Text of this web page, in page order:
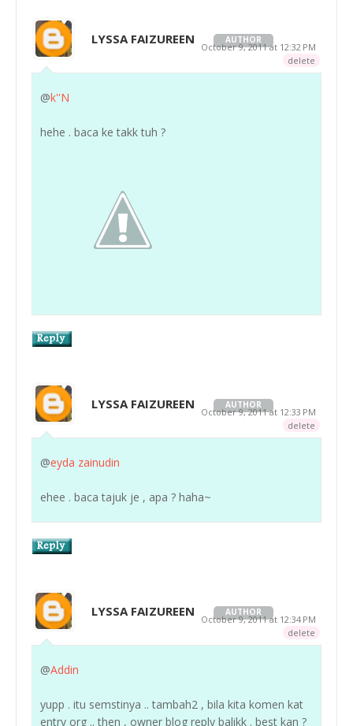
LYSSA FAIZUREEN AUTHOR
October 9, 2011 at 12:32 PM
delete
@k''N
hehe . baca ke takk tuh ?
LYSSA FAIZUREEN AUTHOR
October 9, 2011 at 12:33 PM
delete
@eyda zainudin
ehee . baca tajuk je , apa ? haha~
LYSSA FAIZUREEN AUTHOR
October 9, 2011 at 12:34 PM
delete
@Addin
yupp . itu semstinya .. tambah2 , bila kita komen kat
entry org .. then , owner blog reply balikk . best kan ?